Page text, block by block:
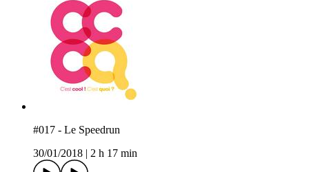
#017 - Le Speedrun
30/01/2018
2 h 17 min